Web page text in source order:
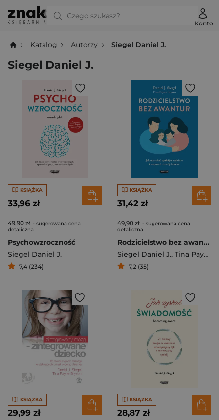
Czego szukasz?
Konto
Katalog Autorzy Siegel Daniel J.
Siegel Daniel J.
KSIĄŻKA
33,96 zł
49,90 zł - sugerowana cena
detaliczna
Psychowzroczność
Siegel Daniel J.
7,4 (234)
KSIĄŻKA
31,42 zł
49,90 zł - sugerowana cena
detaliczna
Rodzicielstwo bez awantur Jak odzyskać spokój w rodzinie i wesprzeć rozwój dziecka
Siegel Daniel J., Tina Payne Bryson
7,2 (35)
KSIĄŻKA
29,99 zł
KSIĄŻKA
28,87 zł